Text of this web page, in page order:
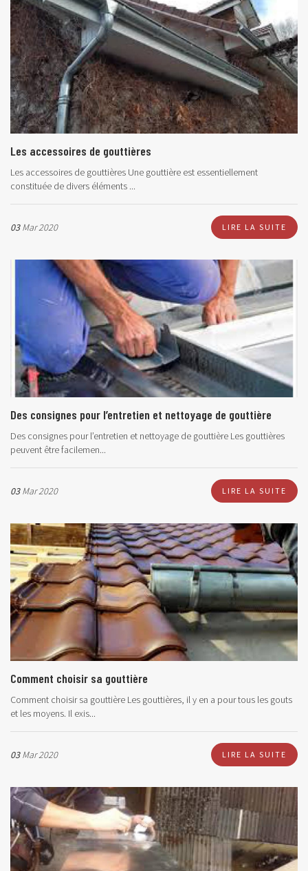
Les accessoires de gouttières
Les accessoires de gouttières Une gouttière est essentiellement
constituée de divers éléments ...
03Mar 2020 LIRE LA SUITE
Des consignes pour l’entretien et nettoyage de gouttière
Des consignes pour l’entretien et nettoyage de gouttière Les gouttières
peuvent être facilemen...
03Mar 2020 LIRE LA SUITE
Comment choisir sa gouttière
Comment choisir sa gouttière Les gouttières, il y en a pour tous les gouts
et les moyens. Il exis...
03Mar 2020 LIRE LA SUITE